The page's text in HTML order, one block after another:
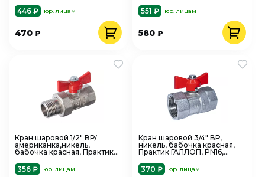
446 ₽
юр. лицам
470 ₽
551 ₽
юр. лицам
580₽
Кран шаровой 1/2" ВР/
американка,никель,
бабочка красная, Практик
проход
356 ₽ юр. лицам
Кран шаровой 3/4" ВР,
никель, бабочка красная,
Практик ГАЛЛОП, PN16,
370 ₽
юр. лицам